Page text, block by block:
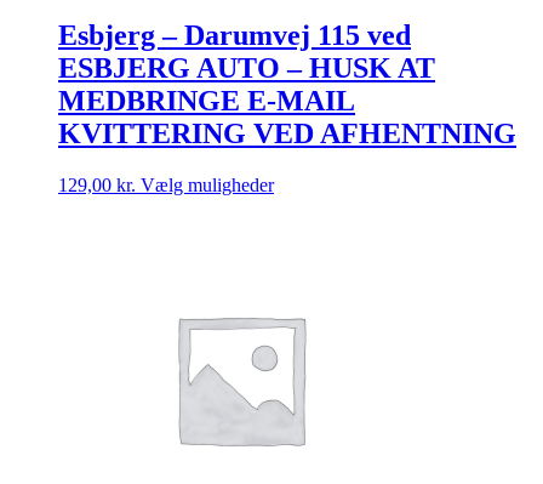
Esbjerg – Darumvej 115 ved
ESBJERG AUTO – HUSK AT
MEDBRINGE E-MAIL
KVITTERING VED AFHENTNING
129,00 kr. Vælg mulighederDette
kan
vælges
på
varesiden